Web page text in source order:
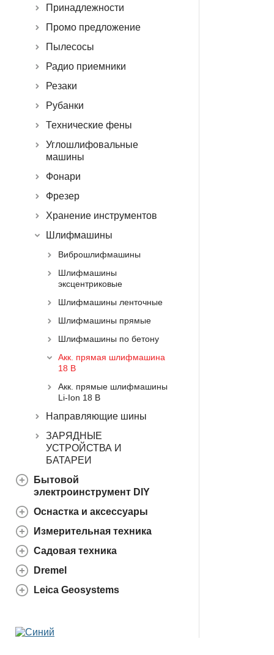
Принадлежности
Промо предложение
Пылесосы
Радио приемники
Резаки
Рубанки
Технические фены
Углошлифовальные
машины
Фонари
Фрезер
Хранение инструментов
Шлифмашины
Виброшлифмашины
Шлифмашины
эксцентриковые
Шлифмашины ленточные
Шлифмашины прямые
Шлифмашины по бетону
Акк. прямая шлифмашина
18 В
Акк. прямые шлифмашины
Li-Ion 18 В
Направляющие шины
ЗАРЯДНЫЕ
УСТРОЙСТВА И
БАТАРЕИ
Бытовой
электроинструмент DIY
Оснастка и аксессуары
Измерительная техника
Садовая техника
Dremel
Leica Geosystems